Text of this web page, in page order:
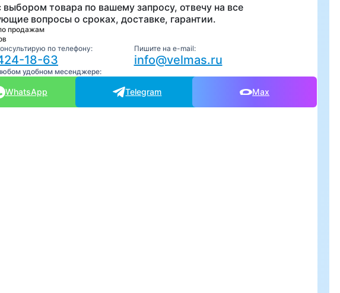
выбором товара по вашему запросу, отвечу на все
вопросы о сроках, доставке, гарантии.
продажам
по телефону:
18-63
Пишите на e-mail:
info@velmas.ru
удобном месенджере:
WhatsApp Telegram Max